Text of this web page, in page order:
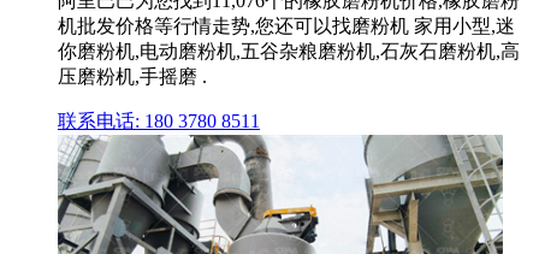
机批发价格等行情走势,您还可以找磨粉机 家用小型,迷
你磨粉机,电动磨粉机,五谷杂粮磨粉机,石灰石磨粉机,高
压磨粉机,手摇磨 .
联系电话: 180 3780 8511